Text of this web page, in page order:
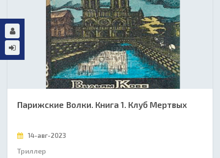
Парижские Волки. Книга 1. Клуб Мертвых
14-авг-2023
Триллер